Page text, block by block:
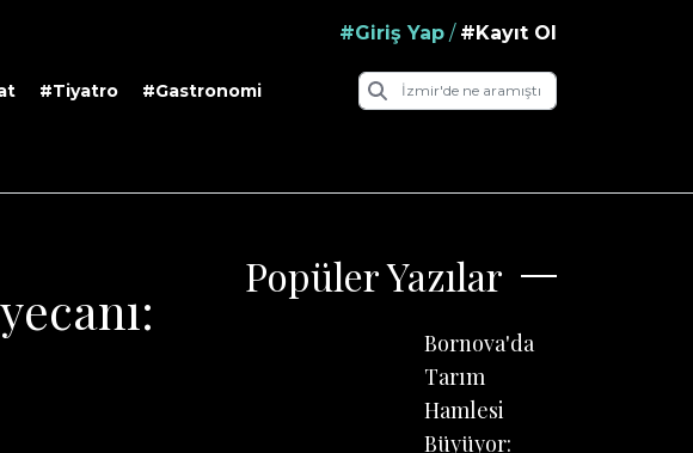
#Giriş Yap / #Kayıt Ol
#Tiyatro
#Gastronomi
Popüler Yazılar
Bornova'da
Tarım
Hamlesi
Büyüyor: